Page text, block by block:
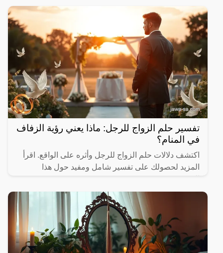
كافة
تفسير حلم الزواج للرجل: ماذا يعني رؤية الزفاف
في المنام؟
اكتشف دلالات حلم الزواج للرجل وأثره على الواقع. اقرأ
المزيد لحصولك على تفسير شامل ومفيد حول هذا